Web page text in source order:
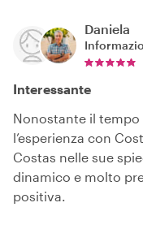
Daniela
Interessante
Nonostante il
l’esperienza con
Costas nelle sue
dinamico e molto
positiva.